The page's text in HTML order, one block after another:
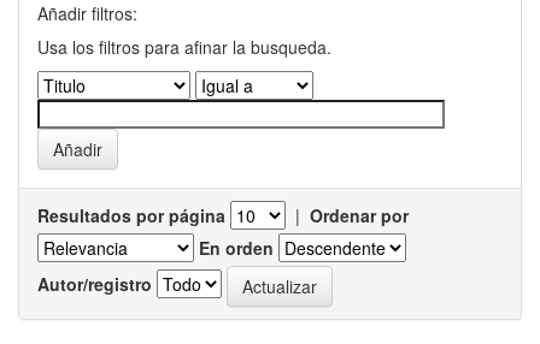
Añadir filtros:
Usa los filtros para afinar la busqueda.
Resultados por página | Ordenar por
En orden
Autor/registro